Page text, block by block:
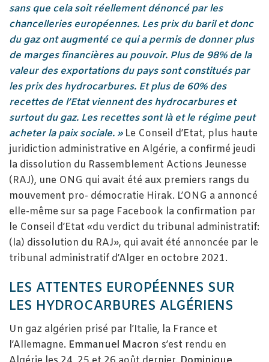
sans que cela soit réellement dénoncé par les
chancelleries européennes. Les prix du baril et donc
du gaz ont augmenté ce qui a permis de donner plus
de marges financières au pouvoir. Plus de 98% de la
valeur des exportations du pays sont constitués par
les prix des hydrocarbures. Et plus de 60% des
recettes de l’Etat viennent des hydrocarbures et
surtout du gaz. Les recettes sont là et le régime peut
acheter la paix sociale. » Le Conseil d’Etat, plus haute
juridiction administrative en Algérie, a confirmé jeudi
la dissolution du Rassemblement Actions Jeunesse
(RAJ), une ONG qui avait été aux premiers rangs du
mouvement pro- démocratie Hirak. L’ONG a annoncé
elle-même sur sa page Facebook la confirmation par
le Conseil d’Etat «du verdict du tribunal administratif:
(la) dissolution du RAJ», qui avait été annoncée par le
tribunal administratif d’Alger en octobre 2021.
LES ATTENTES EUROPÉENNES SUR
LES HYDROCARBURES ALGÉRIENS
Un gaz algérien prisé par l’Italie, la France et
l’Allemagne. Emmanuel Macron s’est rendu en